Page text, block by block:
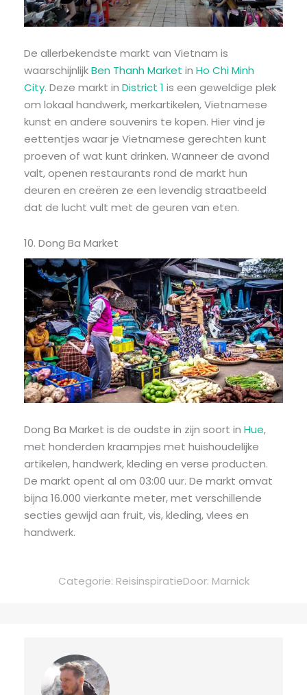
De allerbekendste markt van Vietnam is
waarschijnlijkBen Thanh Market in Ho Chi Minh
City. Deze markt in District 1 is een geweldige plek
om lokaal handwerk, merkartikelen, Vietnamese
kunst en andere souvenirs te kopen. Hier vind je
eettentjes waar je Vietnamese gerechten kunt
proeven of wat kunt drinken. Wanneer de avond
valt, openen restaurants rond de markt hun
deuren en creëren ze een levendig straatbeeld
dat de lucht vult met de geuren van eten.
10. Dong Ba Market
Dong Ba Market is de oudste in zijn soort in Hue,
met honderden kraampjes met huishoudelijke
artikelen, handwerk, kleding en verse producten.
De markt opent al om 03:00 uur. De markt omvat
bijna 16.000 vierkante meter, met verschillende
secties gewijd aan fruit, vis, kleding, vlees en
handwerk.
Categorie: ReisinspiratieDoor: Marnick